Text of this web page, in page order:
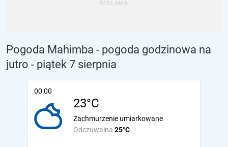
Pogoda Mahimba - pogoda godzinowa na
jutro - piątek 7 sierpnia
00:00
23°C
Odczuwalna 25°C
Zachmurzenie umiarkowane